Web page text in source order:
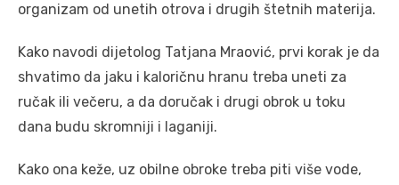
organizam od unetih otrova i drugih štetnih materija.
Kako navodi dijetolog Tatjana Mraović, prvi korak je da
shvatimo da jaku i kaloričnu hranu treba uneti za
ručak ili večeru, a da doručak i drugi obrok u toku
dana budu skromniji i laganiji.
Kako ona keže, uz obilne obroke treba piti više vode,